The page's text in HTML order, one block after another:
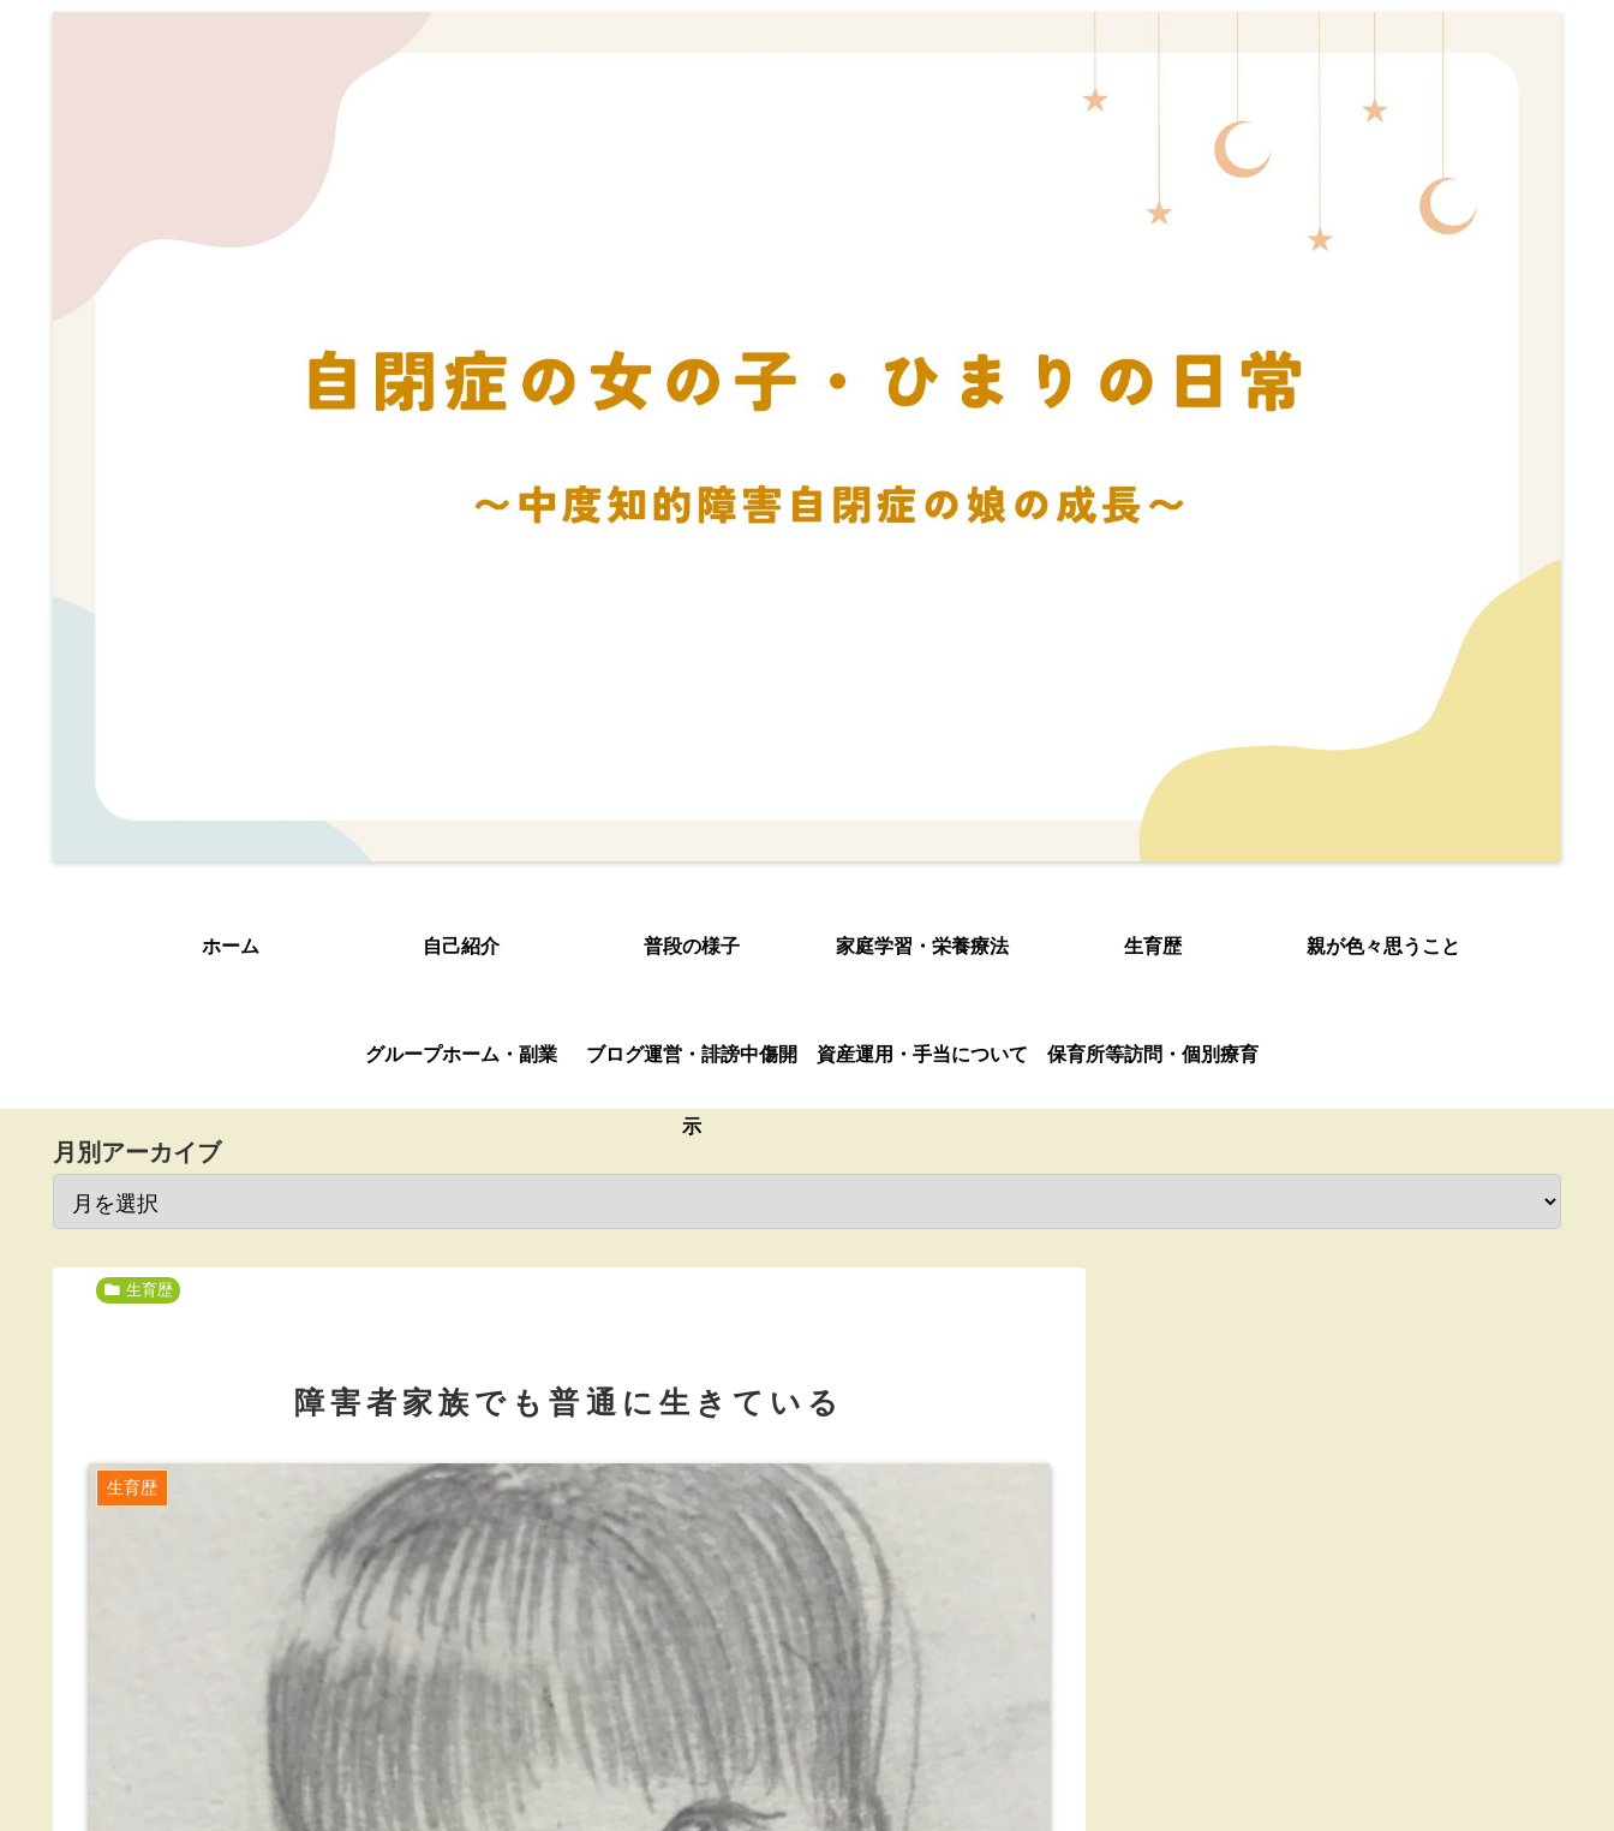
ホーム 自己紹介 普段の様子 家庭学習・栄養療法 生育歴 親が色々思うこと
グループホーム・副業 ブログ運営・誹謗中傷開
示
資産運用・手当について 保育所等訪問・個別療育
月別アーカイブ
生育歴
障害者家族でも普通に生きている
生育歴